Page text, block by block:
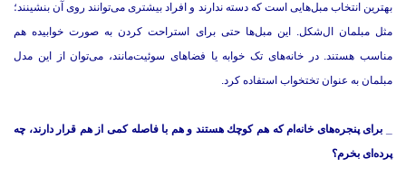
بهترین انتخاب مبل‌هایی است كه دسته ندارند و افراد بیشتری می‌توانند روی آن بنشینند؛
مثل مبلمان ال‌شكل. این مبل‌ها حتی برای استراحت كردن به صورت خوابیده هم
مناسب هستند. در خانه‌های تک خوابه یا فضاهای سوئیت‌مانند، می‌‌توان از این مدل
مبلمان به عنوان تختخواب استفاده كرد.
_ برای پنجره‌های خانه‌ام كه هم كوچك‌ هستند و هم با فاصله‌ كمی از هم قرار دارند، چه
پرده‌ای بخرم؟